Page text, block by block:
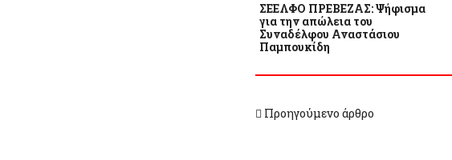
ΣΕΕΛΦΟ ΠΡΕΒΕΖΑΣ: Ψήφισμα
για την απώλεια του
Συναδέλφου Αναστάσιου
Παμπουκίδη
Προηγούμενο άρθρο